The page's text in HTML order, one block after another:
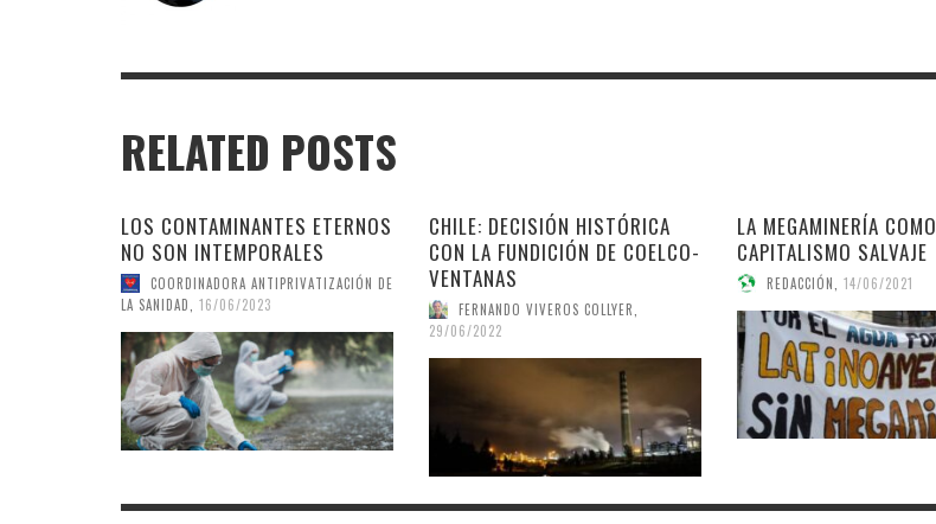
RELATED POSTS
LOS CONTAMINANTES ETERNOS
NO SON INTEMPORALES
COORDINADORA ANTIPRIVATIZACIÓN DE
LA SANIDAD
16/06/2023
CHILE: DECISIÓN HISTÓRICA
CON LA FUNDICIÓN DE COELCO-
VENTANAS
FERNANDO VIVEROS COLLYER
29/06/2022
LA MEGAMINERÍA COMO
CAPITALISMO SALVAJE
REDACCIÓN 14/06/2021